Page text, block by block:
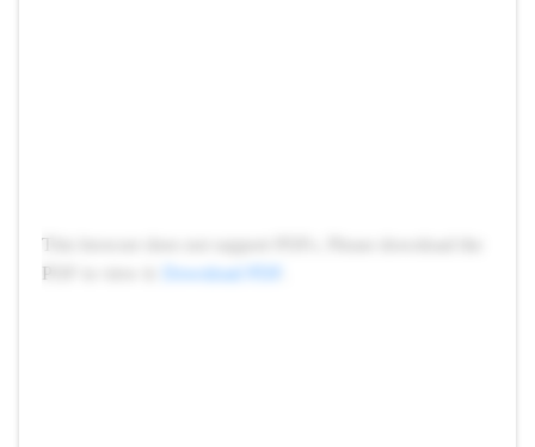
This browser does not support PDFs. Please download the
PDF to view it:
Download PDF